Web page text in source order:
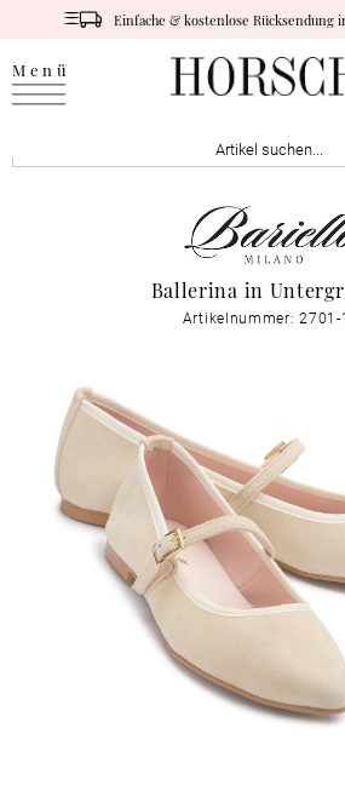
Einfache & kostenlose Rücksendung
Menü
Ballerina in
Artikelnummer: 2701-